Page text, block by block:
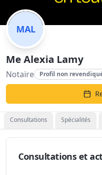
MAL
Me Alexia Lamy
Notaire Profil non
Consultations Spécialités
Consultations et